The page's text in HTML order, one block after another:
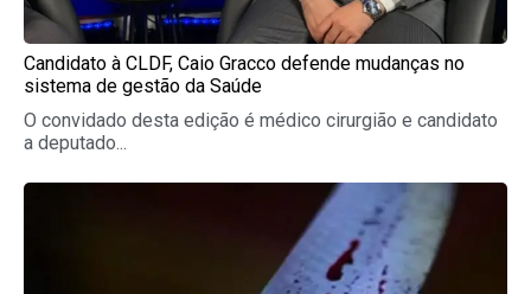
Candidato à CLDF, Caio Gracco defende mudanças no
sistema de gestão da Saúde
O convidado desta edição é médico cirurgião e candidato
a deputado...